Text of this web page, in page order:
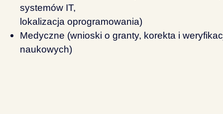
systemów IT,
lokalizacja oprogramowania)
Medyczne (wnioski o granty, korekta i
naukowych)